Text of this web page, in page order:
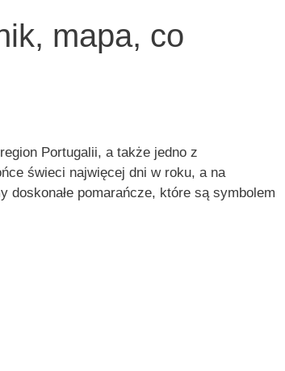
mapa, co
Portugalii, a także jedno z
świeci najwięcej dni w roku, a na
doskonałe pomarańcze, które są symbolem